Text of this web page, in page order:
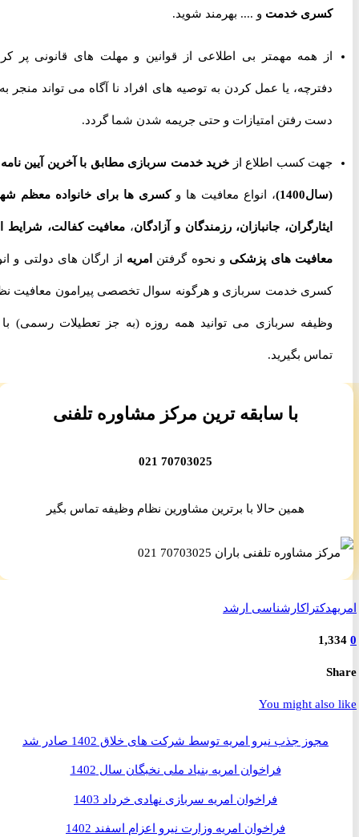
کسری خدمتو .... بهرمند شوید.
از همه مهمتر بی اطلاعی از قوانین و مهلت های قانونی پر کردن
دفترچه، یا عمل کردن به توصیه های افراد نا آگاه می تواند منجر به از
دست رفتن امتیازات و حتی جریمه شدن شما گردد.
جهت کسب اطلاع ازخرید خدمت سربازی مطابق با آخرین آیین نامه ها
(سال1400) ، انواع معافیت ها و کسری ها برای خانواده معظم شهدا،
ایثارگران، جانبازان، رزمندگان و آزادگان،معافیت کفالت، شرایط اخذ
معافیت های پزشکیو نحوه گرفتن امریهاز ارگان های دولتی و انواع
کسری خدمت سربازی و هرگونه سوال تخصصی پیرامون معافیت نظام
وظیفه سربازی می توانید همه روزه (به جز تعطیلات رسمی) با ما
تماس بگیرید.
با سابقه ترین مرکز مشاوره تلفنی
70703025 021
همین حالا با برترین مشاورین نظام وظیفه تماس بگیر
دکتراکارشناسی ارشد
You might
مجوز جذب نیرو امریه توسط شرکت های خلاق 1402 صادر شد
فراخوان امریه بنیاد ملی نخبگان سال 1402
فراخوان امریه سربازی نهادی خرداد 1403
فراخوان امریه وزارت نیرو اعزام اسفند 1402